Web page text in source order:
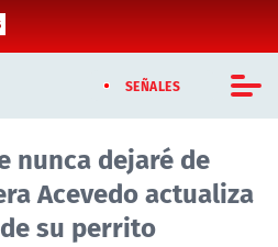
al contenido
SEÑALES
nunca dejaré de
Acevedo actualiza
su perrito